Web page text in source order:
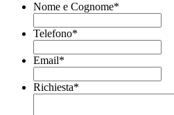
Nome e Cognome*
Telefono*
Email*
Richiesta*